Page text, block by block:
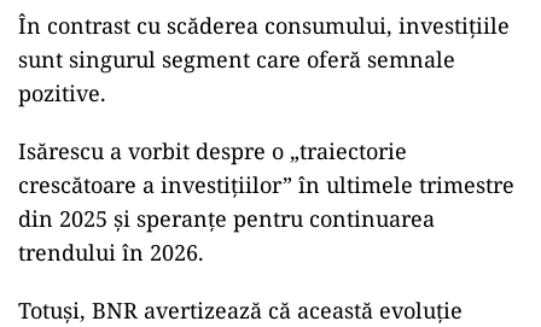
În contrast cu scăderea consumului, investițiile
sunt singurul segment care oferă semnale
pozitive.
Isărescu a vorbit despre o „traiectorie
crescătoare a investițiilor” în ultimele trimestre
din 2025 și speranțe pentru continuarea
trendului în 2026.
Totuși, BNR avertizează că această evoluție